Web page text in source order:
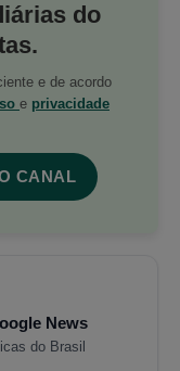
do
e de acordo
e privacidade
CANAL
News
do Brasil